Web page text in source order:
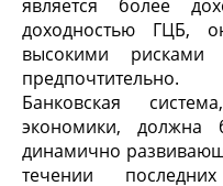
является более
доходностью ГЦБ,
высокими рисками
предпочтительно.
Банковская
экономики,
динамично
течении